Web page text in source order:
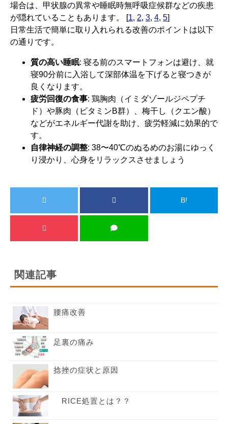
場合は、甲状腺の異常や睡眠時無呼吸症候群などの疾患
が隠れていることもあります。 [1, 2, 3, 4, 5]
日常生活で簡単に取り入れられる改善のポイントは以下
の通りです。
質の高い睡眠: 寝る前のスマートフォンは避け、就
寝90分前に入浴して深部体温を下げると寝つきが
良くなります。
疲労回復の食事: 鶏胸肉（イミダゾールジペプチ
ド）や豚肉（ビタミンB群）、梅干し（クエン酸）
などがエネルギー代謝を助け、疲労軽減に効果的で
す。
自律神経の調整: 38〜40℃のぬるめのお湯にゆっく
り浸かり、心身をリラックスさせましょう
B!
関連記事
腰痛改善
足裏の痛み
捻挫の症状と原因
RICE処置とは？？